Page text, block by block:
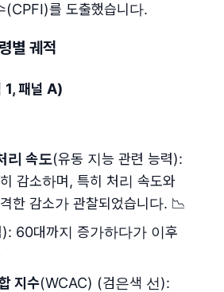
를 도출했습니다.
별 궤적
1, 패널 A)
리 속도(유동 지능 관련 능력):
감소하며, 특히 처리 속도와
한 감소가 관찰되었습니다. 📉
): 60대까지 증가하다가 이후
지수(WCAC) (검은색 선):